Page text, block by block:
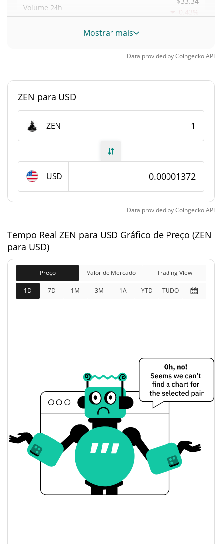
Volume 24h
0.43%
Volume / Limite de
Posição de mercado
Fornecimento de ZEN
circulação
Fornecimento total
1,000,000,000 ZEN
ZEN Capitalização de mercado
Capitalização de
mercado
$13,014.4
0.85%
Totalmente diluído
Limite de mercado
$13,014.4
0.99%
$0.000013869682
Abertura / Fecho de
$0.000013869682 /
$0.000013844617
A mudança de ontem
Volume de ontem $170.50234
Histórico do preço do ZEN
Mostrar mais
Data provided byCoingeckoAPI
ZEN para USD
ZEN
USD
Data provided byCoingeckoAPI
Tempo Real ZEN para USD Gráfico de Preço (ZEN
para USD)
Preço Valor de Mercado Trading View
1D 7D 1M 3M 1A YTD TUDO